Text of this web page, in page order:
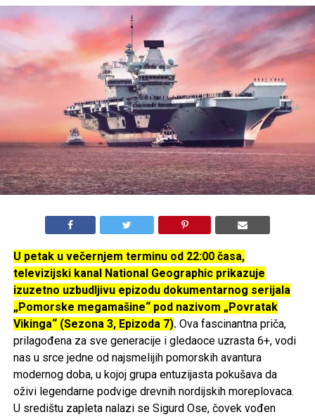
instinkte, strategije i borbu za opstanak u surovim
uslovima divljine. Od velikih mačaka i vukova do
grabljivica i morskih predatora, serija prikazuje kako
vrhunski lovci održavaju prirodnu ravnotežu i oblikuju
ekosisteme u kojima žive.
Kroz impresivne snimke iz prirode i stručna objašnjenja,
upoznajemo se sa tehnikama lova, prilagođavanjem
staništu i neverovatnom inteligencijom koja ovim
životinjama omogućava da prežive u stalnoj borbi za
hranu.
petak od 20:50
, donoseći uzbudljiv uvid u svet divljine i
vrhunskoj produkciji i autentičnim scenama iz prirode,
gledaoci mogu da dožive dramatične trenutke borbe za
opstanak kao da su i sami deo divljine.
Ne propustitePredatorena kanaluViasat Nature u
petak od 20:50, gde priroda pokazuje svoju
najuzbudljiviju i najsuroviju stranu.
Foto Promo